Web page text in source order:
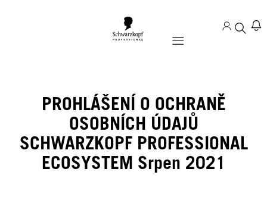
Mobile navigation
PROHLÁŠENÍ O OCHRANĚ
OSOBNÍCH ÚDAJŮ
SCHWARZKOPF PROFESSIONAL
ECOSYSTEM Srpen 2021